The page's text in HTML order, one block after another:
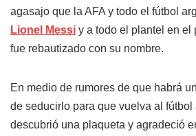
agasajo que la AFA y todo el fútbol
Lionel Messi y a todo el plantel en el
fue rebautizado con su nombre.
En medio de rumores de que habrá
de seducirlo para que vuelva al fútbol
descubrió una plaqueta y agradeció